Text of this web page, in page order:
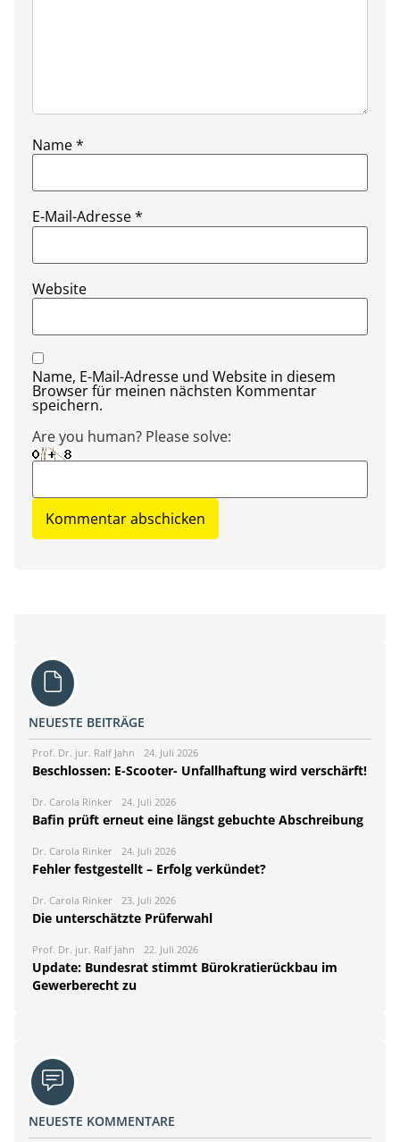
Name*
E-Mail-Adresse*
Website
Name, E-Mail-Adresse und Website in diesem
Browser für meinen nächsten Kommentar
speichern.
Are you human? Please solve:
NEUESTE BEITRÄGE
Prof. Dr. jur. Ralf Jahn 24. Juli 2026
Beschlossen: E-Scooter- Unfallhaftung wird verschärft!
Dr. Carola Rinker 24. Juli 2026
Bafin prüft erneut eine längst gebuchte Abschreibung
Dr. Carola Rinker 24. Juli 2026
Fehler festgestellt – Erfolg verkündet?
Dr. Carola Rinker 23. Juli 2026
Die unterschätzte Prüferwahl
Prof. Dr. jur. Ralf Jahn 22. Juli 2026
Update: Bundesrat stimmt Bürokratierückbau im
Gewerberecht zu
NEUESTE KOMMENTARE